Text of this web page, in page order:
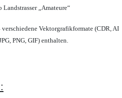
Landstrasser „Amateure“
Vektorgrafikformate (CDR, AI
PNG, GIF) enthalten.